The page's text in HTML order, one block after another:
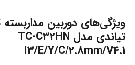
ویژگی‌های دوربین
تیاندی مدل TC-C32HN
I3/E/Y/C/2.8mm/V4.1